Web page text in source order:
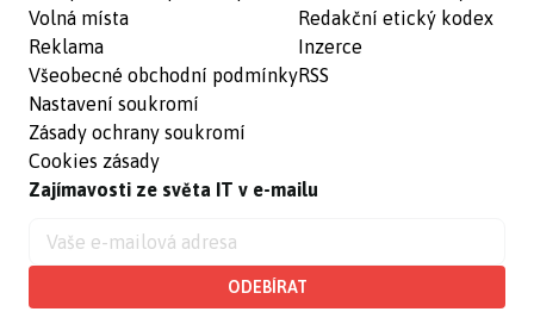
Volná místa
Reklama
Všeobecné obchodní podmínky
Nastavení soukromí
Zásady ochrany soukromí
Cookies zásady
Redakční etický kodex
Inzerce
RSS
Zajímavosti ze světa IT v e-mailu
ODEBÍRAT